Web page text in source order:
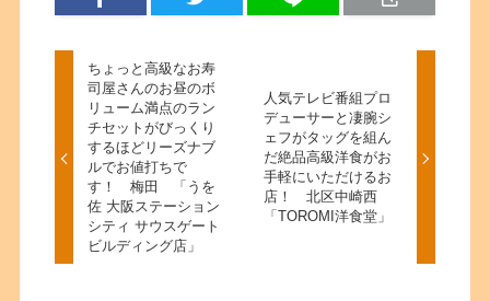
ちょっと高級なお寿
司屋さんのお昼のボ
リューム満点のラン
チセットがびっくり
するほどリーズナブ
ルでお値打ちで
す！ 梅田 「うを
佐 大阪ステーション
シティ サウスゲート
ビルディング店」
人気テレビ番組プロ
デューサーと凄腕シ
ェフがタッグを組ん
だ絶品高級洋食がお
手軽にいただけるお
店！ 北区中崎西
「TOROMI洋食堂」